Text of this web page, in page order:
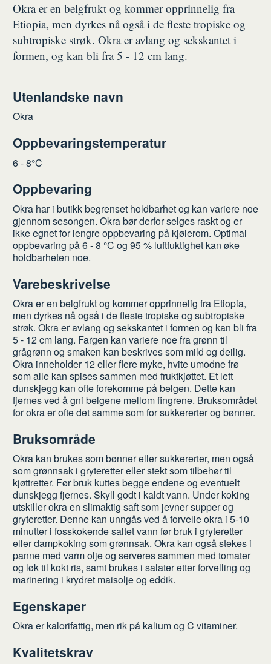
Okra er en belgfrukt og kommer opprinnelig fra
Etiopia, men dyrkes nå også i de fleste tropiske og
subtropiske strøk. Okra er avlang og sekskantet i
formen, og kan bli fra 5 - 12 cm lang.
Utenlandske navn
Okra
Oppbevaringstemperatur
6 - 8°C
Oppbevaring
Okra har i butikk begrenset holdbarhet og kan variere noe
gjennom sesongen. Okra bør derfor selges raskt og er
ikke egnet for lengre oppbevaring på kjølerom. Optimal
oppbevaring på 6 - 8 °C og 95 % luftfuktighet kan øke
holdbarheten noe.
Varebeskrivelse
Okra er en belgfrukt og kommer opprinnelig fra Etiopia,
men dyrkes nå også i de fleste tropiske og subtropiske
strøk. Okra er avlang og sekskantet i formen og kan bli fra
5 - 12 cm lang. Fargen kan variere noe fra grønn til
grågrønn og smaken kan beskrives som mild og deilig.
Okra inneholder 12 eller flere myke, hvite umodne frø
som alle kan spises sammen med fruktkjøttet. Et lett
dunskjegg kan ofte forekomme på belgen. Dette kan
fjernes ved å gni belgene mellom fingrene. Bruksområdet
for okra er ofte det samme som for sukkererter og bønner.
Bruksområde
Okra kan brukes som bønner eller sukkererter, men også
som grønnsak i gryteretter eller stekt som tilbehør til
kjøttretter. Før bruk kuttes begge endene og eventuelt
dunskjegg fjernes. Skyll godt i kaldt vann. Under koking
utskiller okra en slimaktig saft som jevner supper og
gryteretter. Denne kan unngås ved å forvelle okra i 5-10
minutter i fosskokende saltet vann før bruk i gryteretter
eller dampkoking som grønnsak. Okra kan også stekes i
panne med varm olje og serveres sammen med tomater
og løk til kokt ris, samt brukes i salater etter forvelling og
marinering i krydret maisolje og eddik.
Egenskaper
Okra er kalorifattig, men rik på kalium og C vitaminer.
Kvalitetskrav